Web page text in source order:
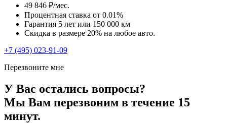
49 846 ₽/мес.
Процентная ставка от 0.01%
Гарантия 5 лет или 150 000 км
Скидка в размере 20% на любое авто.
+7 (495) 023-91-09
Перезвоните мне
У Вас остались вопросы?
Мы Вам перезвоним в течение 15
минут.